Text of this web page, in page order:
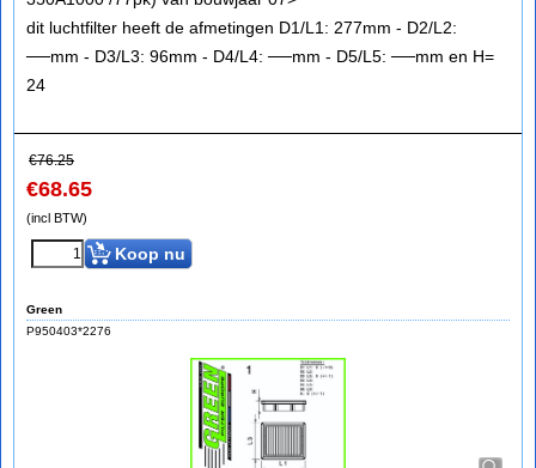
dit luchtfilter heeft de afmetingen D1/L1: 277mm - D2/L2:
──mm - D3/L3: 96mm - D4/L4: ──mm - D5/L5: ──mm en H=
24
€76.25
€68.65
(incl BTW)
Koop nu
Green
P950403*2276